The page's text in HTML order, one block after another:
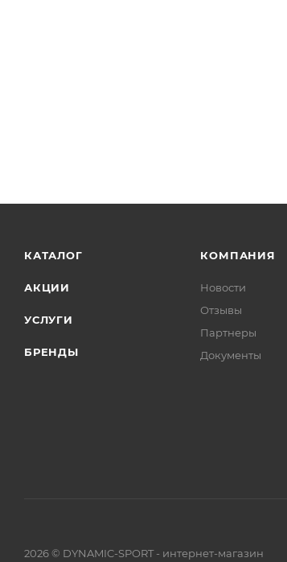
КАТАЛОГ
АКЦИИ
УСЛУГИ
БРЕНДЫ
КОМПАНИЯ
Новости
Отзывы
Партнеры
Документы
2026 © DYNAMIC-SPORT - интернет-магазин